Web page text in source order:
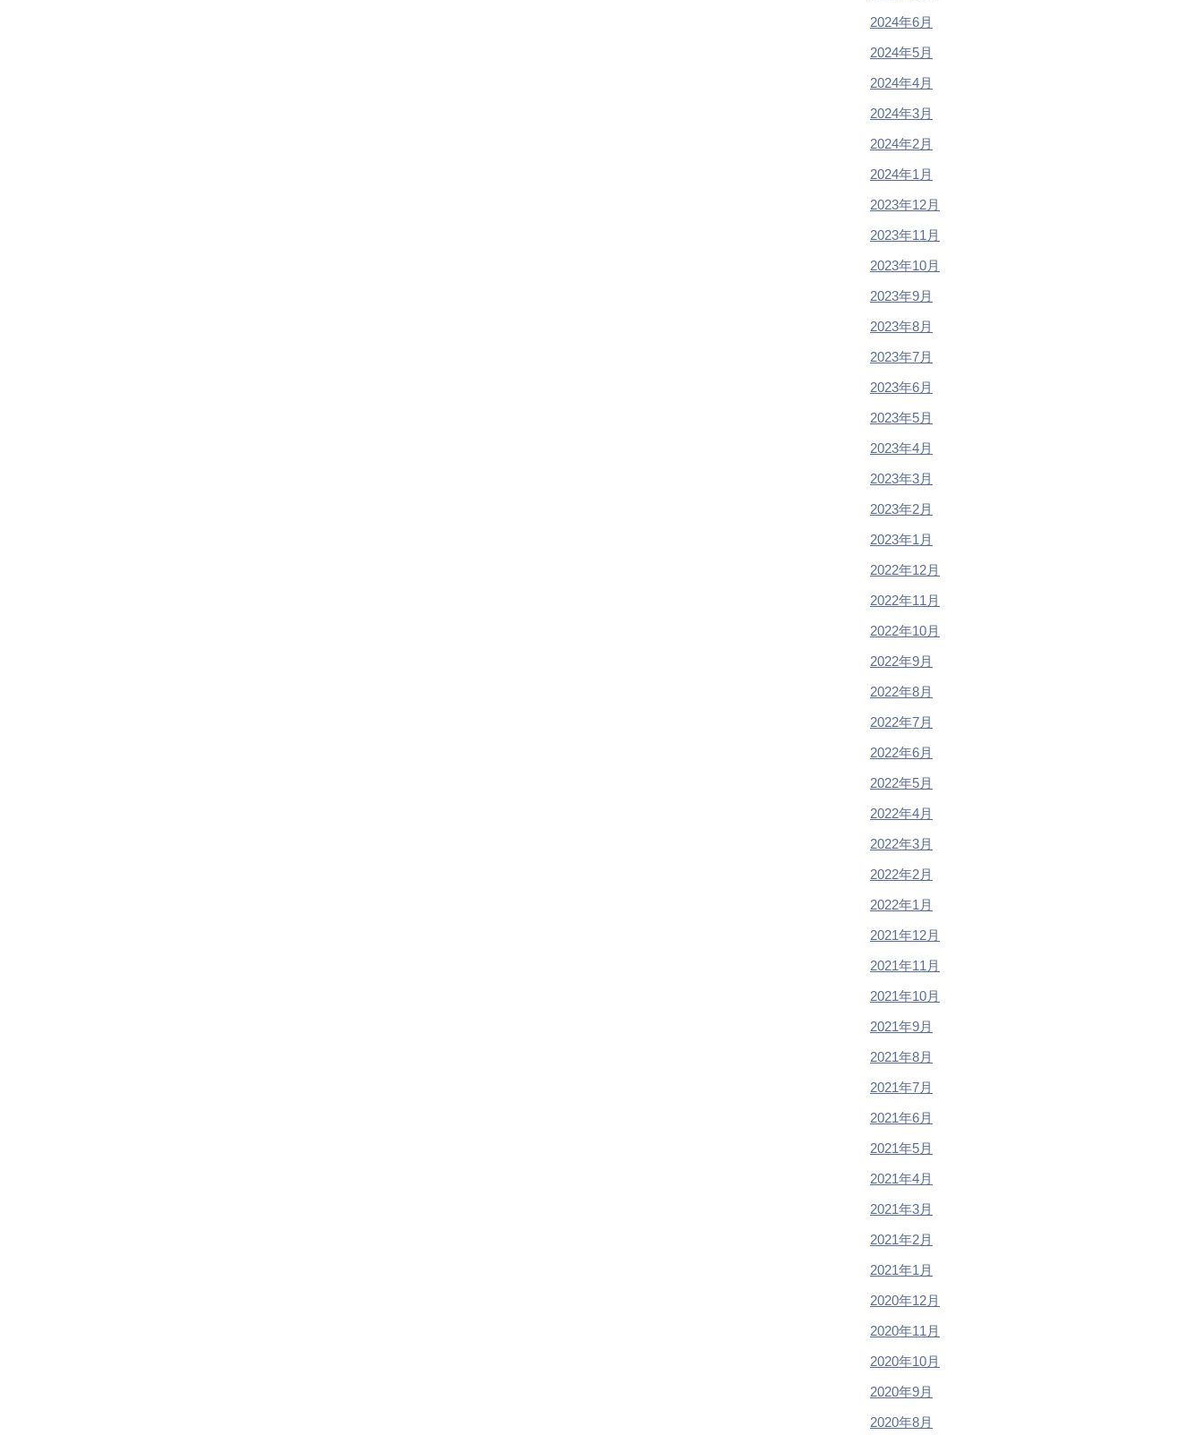
2024年6月
2024年5月
2024年4月
2024年3月
2024年2月
2024年1月
2023年12月
2023年11月
2023年10月
2023年9月
2023年8月
2023年7月
2023年6月
2023年5月
2023年4月
2023年3月
2023年2月
2023年1月
2022年12月
2022年11月
2022年10月
2022年9月
2022年8月
2022年7月
2022年6月
2022年5月
2022年4月
2022年3月
2022年2月
2022年1月
2021年12月
2021年11月
2021年10月
2021年9月
2021年8月
2021年7月
2021年6月
2021年5月
2021年4月
2021年3月
2021年2月
2021年1月
2020年12月
2020年11月
2020年10月
2020年9月
2020年8月